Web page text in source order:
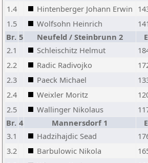
1.4
Hintenberger Johann Erwin
1.5
Wolfsohn Heinrich
Br. 5 Neufeld / Steinbrunn 2
2.1
Schleischitz Helmut
2.2
Radic Radivojko
2.3
Paeck Michael
2.4
Weixler Moritz
2.5
Wallinger Nikolaus
Br. 4 Mannersdorf 1
3.1
Hadzihajdic Sead
3.2
Barbulowic Nikola